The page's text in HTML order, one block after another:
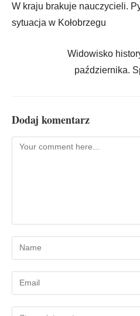
W kraju brakuje nauczycieli.
sytuacja w Kołobrzegu
Widowisko
października.
Dodaj komentarz